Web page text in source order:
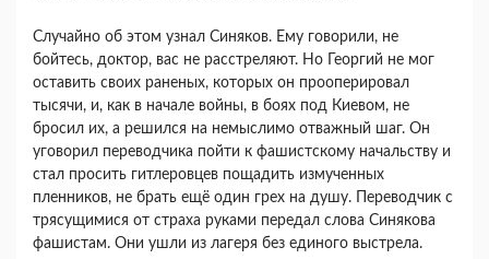
Случайно об этом узнал Синяков. Ему говорили, не
бойтесь, доктор, вас не расстреляют. Но Георгий не мог
оставить своих раненых, которых он прооперировал
тысячи, и, как в начале войны, в боях под Киевом, не
бросил их, а решился на немыслимо отважный шаг. Он
уговорил переводчика пойти к фашистскому начальству и
стал просить гитлеровцев пощадить измученных
пленников, не брать ещё один грех на душу. Переводчик с
трясущимися от страха руками передал слова Синякова
фашистам. Они ушли из лагеря без единого выстрела.